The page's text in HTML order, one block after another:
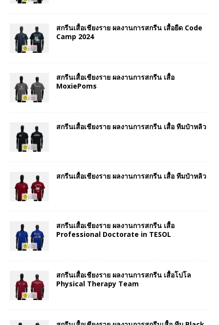
สกรีนเสื้อเชียงราย ผลงานการสกรีน เสื้อยืด Code
Camp 2024
สกรีนเสื้อเชียงราย ผลงานการสกรีน เสื้อ
MoxiePoms
สกรีนเสื้อเชียงราย ผลงานการสกรีน เสื้อ ทีมป๋าหลิว
สกรีนเสื้อเชียงราย ผลงานการสกรีน เสื้อ ทีมป๋าหลิว
สกรีนเสื้อเชียงราย ผลงานการสกรีน เสื้อ
Professional Doctorate in TESOL
สกรีนเสื้อเชียงราย ผลงานการสกรีน เสื้อโปโล
Physical Therapy Team